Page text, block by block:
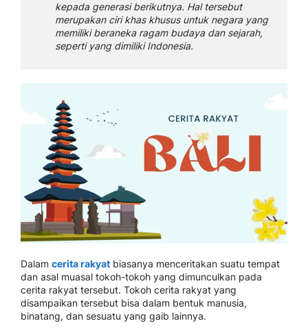
kepada generasi berikutnya. Hal tersebut
merupakan ciri khas khusus untuk negara yang
memiliki beraneka ragam budaya dan sejarah,
seperti yang dimiliki Indonesia.
Dalam cerita rakyat biasanya menceritakan suatu tempat
dan asal muasal tokoh-tokoh yang dimunculkan pada
cerita rakyat tersebut. Tokoh cerita rakyat yang
disampaikan tersebut bisa dalam bentuk manusia,
binatang, dan sesuatu yang gaib lainnya.